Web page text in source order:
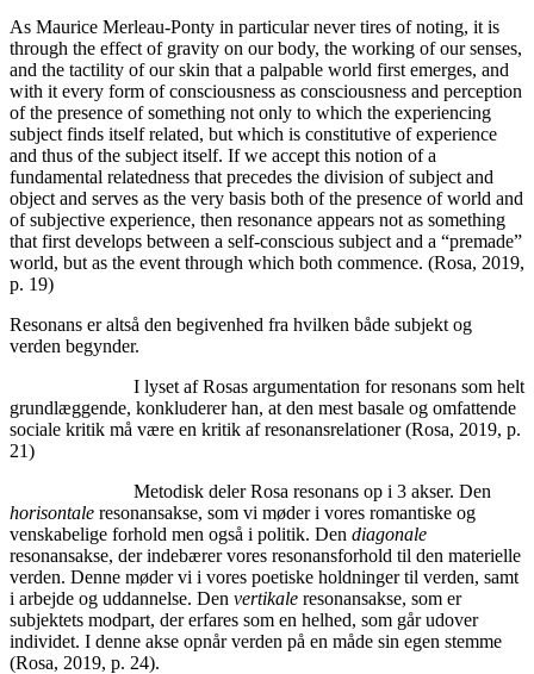
As Maurice Merleau-Ponty in particular never tires of noting, it is
through the effect of gravity on our body, the working of our senses,
and the tactility of our skin that a palpable world first emerges, and
with it every form of consciousness as consciousness and perception
of the presence of something not only to which the experiencing
subject finds itself related, but which is constitutive of experience
and thus of the subject itself. If we accept this notion of a
fundamental relatedness that precedes the division of subject and
object and serves as the very basis both of the presence of world and
of subjective experience, then resonance appears not as something
that first develops between a self-conscious subject and a “premade”
world, but as the event through which both commence. (Rosa, 2019,
p. 19)
Resonans er altså den begivenhed fra hvilken både subjekt og
verden begynder.
I lyset af Rosas argumentation for resonans som helt
grundlæggende, konkluderer han, at den mest basale og omfattende
sociale kritik må være en kritik af resonansrelationer (Rosa, 2019, p.
21)
Metodisk deler Rosa resonans op i 3 akser. Den
horisontale resonansakse, som vi møder i vores romantiske og
venskabelige forhold men også i politik. Den diagonale
resonansakse, der indebærer vores resonansforhold til den materielle
verden. Denne møder vi i vores poetiske holdninger til verden, samt
i arbejde og uddannelse. Den vertikale resonansakse, som er
subjektets modpart, der erfares som en helhed, som går udover
individet. I denne akse opnår verden på en måde sin egen stemme
(Rosa, 2019, p. 24).